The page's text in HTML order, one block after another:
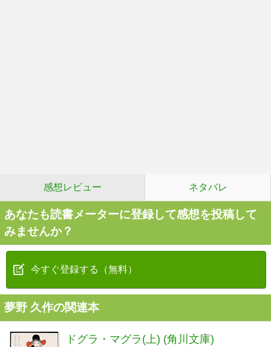
感想レビュー ネタバレ
あなたも読書メーターに登録して感想を投稿して
みませんか？
今すぐ登録する（無料）
夢野 久作の関連本
ドグラ・マグラ(上) (角川文庫)